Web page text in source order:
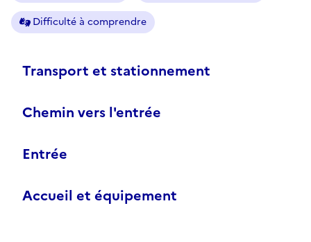
Difficulté à comprendre
Transport et stationnement
Chemin vers l'entrée
Entrée
Accueil et équipement